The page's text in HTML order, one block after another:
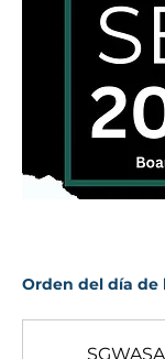
Orden del día de